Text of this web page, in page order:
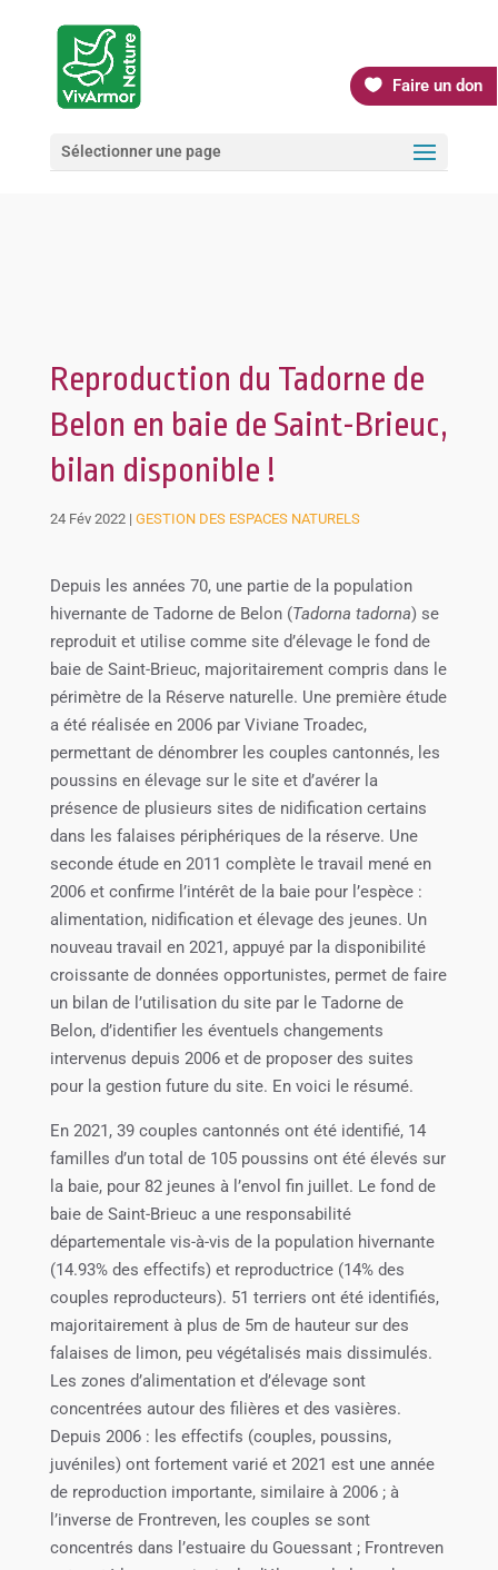
Faire un don
Sélectionner une page
Reproduction du Tadorne de
Belon en baie de Saint-Brieuc,
bilan disponible !
24 Fév 2022| GESTION DES ESPACES NATURELS
Depuis les années 70, une partie de la population
hivernante de Tadorne de Belon (Tadorna tadorna) se
reproduit et utilise comme site d’élevage le fond de
baie de Saint-Brieuc, majoritairement compris dans le
périmètre de la Réserve naturelle. Une première étude
a été réalisée en 2006 par Viviane Troadec,
permettant de dénombrer les couples cantonnés, les
poussins en élevage sur le site et d’avérer la
présence de plusieurs sites de nidification certains
dans les falaises périphériques de la réserve. Une
seconde étude en 2011 complète le travail mené en
2006 et confirme l’intérêt de la baie pour l’espèce :
alimentation, nidification et élevage des jeunes. Un
nouveau travail en 2021, appuyé par la disponibilité
croissante de données opportunistes, permet de faire
un bilan de l’utilisation du site par le Tadorne de
Belon, d’identifier les éventuels changements
intervenus depuis 2006 et de proposer des suites
pour la gestion future du site. En voici le résumé.
En 2021, 39 couples cantonnés ont été identifié, 14
familles d’un total de 105 poussins ont été élevés sur
la baie, pour 82 jeunes à l’envol fin juillet. Le fond de
baie de Saint-Brieuc a une responsabilité
départementale vis-à-vis de la population hivernante
(14.93% des effectifs) et reproductrice (14% des
couples reproducteurs). 51 terriers ont été identifiés,
majoritairement à plus de 5m de hauteur sur des
falaises de limon, peu végétalisés mais dissimulés.
Les zones d’alimentation et d’élevage sont
concentrées autour des filières et des vasières.
Depuis 2006 : les effectifs (couples, poussins,
juvéniles) ont fortement varié et 2021 est une année
de reproduction importante, similaire à 2006 ; à
l’inverse de Frontreven, les couples se sont
concentrés dans l’estuaire du Gouessant ; Frontreven